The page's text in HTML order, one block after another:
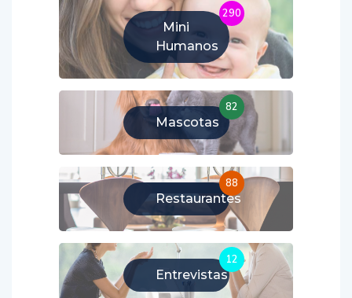
Mini
Humanos
290
Mascotas
82
Restaurantes
88
Entrevistas
12